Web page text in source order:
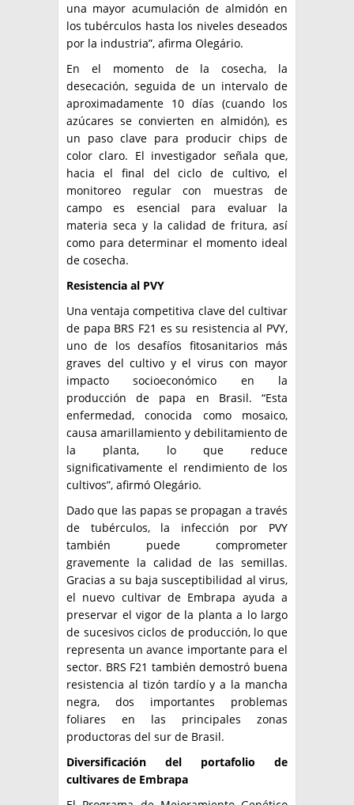
una mayor acumulación de almidón en
los tubérculos hasta los niveles deseados
por la industria”, afirma Olegário.
En el momento de la cosecha, la
desecación, seguida de un intervalo de
aproximadamente 10 días (cuando los
azúcares se convierten en almidón), es
un paso clave para producir chips de
color claro. El investigador señala que,
hacia el final del ciclo de cultivo, el
monitoreo regular con muestras de
campo es esencial para evaluar la
materia seca y la calidad de fritura, así
como para determinar el momento ideal
de cosecha.
Resistencia al PVY
Una ventaja competitiva clave del cultivar
de papa BRS F21 es su resistencia al PVY,
uno de los desafíos fitosanitarios más
graves del cultivo y el virus con mayor
impacto socioeconómico en la
producción de papa en Brasil. “Esta
enfermedad, conocida como mosaico,
causa amarillamiento y debilitamiento de
la planta, lo que reduce
significativamente el rendimiento de los
cultivos”, afirmó Olegário.
Dado que las papas se propagan a través
de tubérculos, la infección por PVY
también puede comprometer
gravemente la calidad de las semillas.
Gracias a su baja susceptibilidad al virus,
el nuevo cultivar de Embrapa ayuda a
preservar el vigor de la planta a lo largo
de sucesivos ciclos de producción, lo que
representa un avance importante para el
sector. BRS F21 también demostró buena
resistencia al tizón tardío y a la mancha
negra, dos importantes problemas
foliares en las principales zonas
productoras del sur de Brasil.
Diversificación del portafolio de
cultivares de Embrapa